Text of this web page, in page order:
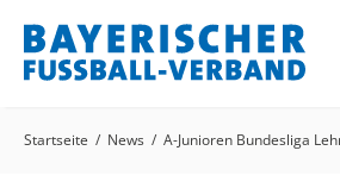
Startseite News A-Junioren Bundesliga